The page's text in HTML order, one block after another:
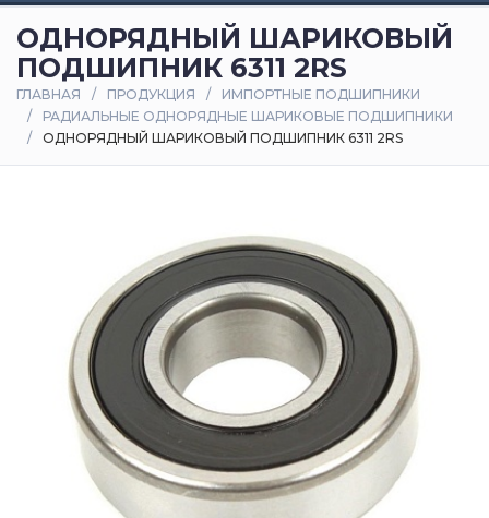
и
статьи
Оплата
доставка
ОДНОРЯДНЫЙ ШАРИКОВЫЙ
ПОДШИПНИК 6311 2RS
ГЛАВНАЯ ПРОДУКЦИЯ
ИМПОРТНЫЕ ПОДШИПНИКИ
РАДИАЛЬНЫЕ ОДНОРЯДНЫЕ ШАРИКОВЫЕ ПОДШИПНИКИ
ОДНОРЯДНЫЙ ШАРИКОВЫЙ ПОДШИПНИК 6311 2RS